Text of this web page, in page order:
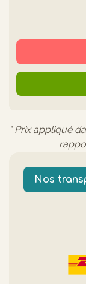
* Prix appliqué
Nos